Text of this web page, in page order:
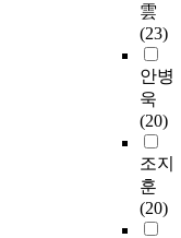
雲
(23)
안병
욱
(20)
조지
훈
(20)